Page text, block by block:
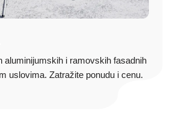
aluminijumskih i ramovskih fasadnih
uslovima. Zatražite ponudu i cenu.